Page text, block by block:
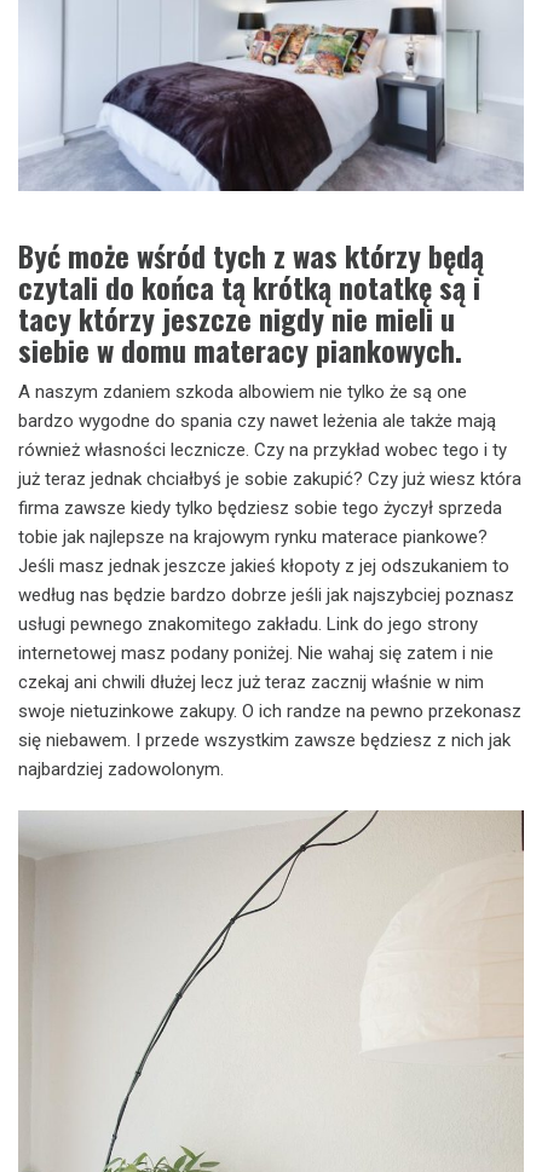
Być może wśród tych z was którzy będą
czytali do końca tą krótką notatkę są i
tacy którzy jeszcze nigdy nie mieli u
siebie w domu materacy piankowych.
A naszym zdaniem szkoda albowiem nie tylko że są one
bardzo wygodne do spania czy nawet leżenia ale także mają
również własności lecznicze. Czy na przykład wobec tego i ty
już teraz jednak chciałbyś je sobie zakupić? Czy już wiesz która
firma zawsze kiedy tylko będziesz sobie tego życzył sprzeda
tobie jak najlepsze na krajowym rynku materace piankowe?
Jeśli masz jednak jeszcze jakieś kłopoty z jej odszukaniem to
według nas będzie bardzo dobrze jeśli jak najszybciej poznasz
usługi pewnego znakomitego zakładu. Link do jego strony
internetowej masz podany poniżej. Nie wahaj się zatem i nie
czekaj ani chwili dłużej lecz już teraz zacznij właśnie w nim
swoje nietuzinkowe zakupy. O ich randze na pewno przekonasz
się niebawem. I przede wszystkim zawsze będziesz z nich jak
najbardziej zadowolonym.